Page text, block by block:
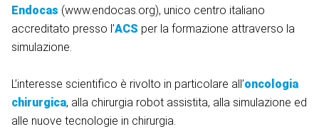
Endocas (www.endocas.org), unico centro italiano
accreditato presso l’ACS per la formazione attraverso la
simulazione.
L’interesse scientifico è rivolto in particolare all’oncologia
chirurgica, alla chirurgia robot assistita, alla simulazione ed
alle nuove tecnologie in chirurgia.